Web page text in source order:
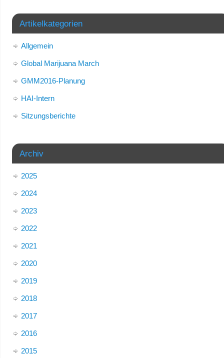
Artikelkategorien
Allgemein
Global Marijuana March
GMM2016-Planung
HAI-Intern
Sitzungsberichte
Archiv
2025
2024
2023
2022
2021
2020
2019
2018
2017
2016
2015